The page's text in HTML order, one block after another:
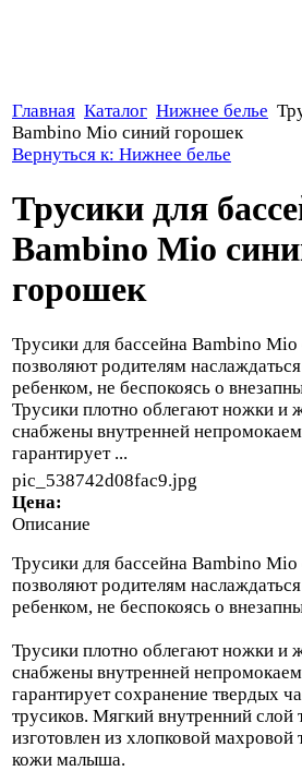
Главная Каталог Нижнее белье
Bambino Mio синий горошек
Вернуться к: Нижнее белье
Трусики для
Bambino Mio
горошек
Трусики для бассейна Bambino
позволяют родителям
ребенком, не беспокоясь о
Трусики плотно облегают ножки и
снабжены внутренней
гарантирует ...
pic_538742d08fac9.jpg
Цена:
Описание
Трусики для бассейна Bambino
позволяют родителям
ребенком, не беспокоясь о
Трусики плотно облегают ножки и
снабжены внутренней
гарантирует сохранение твердых
трусиков. Мягкий внутренний слой
изготовлен из хлопковой махровой
кожи малыша.